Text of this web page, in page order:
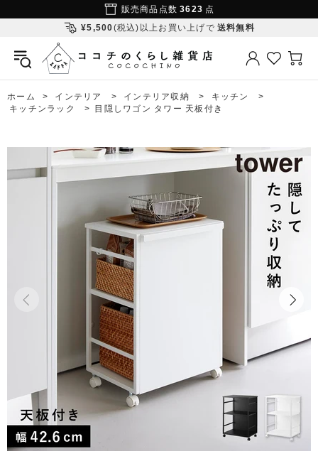
販売商品点数 3623 点
¥5,500(税込)以上お買い上げで 送料無料
ホーム インテリア インテリア収納
キッチン
キッチンラック
目隠しワゴン タワー 天板付き